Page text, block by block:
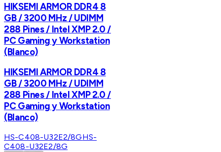
HIKSEMI ARMOR DDR4 8
GB / 3200 MHz / UDIMM
288 Pines / Intel XMP 2.0 /
PC Gaming y Workstation
(Blanco)
HIKSEMI ARMOR DDR4 8
GB / 3200 MHz / UDIMM
288 Pines / Intel XMP 2.0 /
PC Gaming y Workstation
(Blanco)
HS-C408-U32E2/8GHS-
C408-U32E2/8G